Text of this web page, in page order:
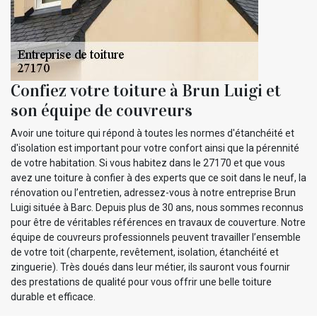
Confiez votre toiture à Brun Luigi et
son équipe de couvreurs
Avoir une toiture qui répond à toutes les normes d'étanchéité et
d'isolation est important pour votre confort ainsi que la pérennité
de votre habitation. Si vous habitez dans le 27170 et que vous
avez une toiture à confier à des experts que ce soit dans le neuf, la
rénovation ou l’entretien, adressez-vous à notre entreprise Brun
Luigi située à Barc. Depuis plus de 30 ans, nous sommes reconnus
pour être de véritables références en travaux de couverture. Notre
équipe de couvreurs professionnels peuvent travailler l’ensemble
de votre toit (charpente, revêtement, isolation, étanchéité et
zinguerie). Très doués dans leur métier, ils sauront vous fournir
des prestations de qualité pour vous offrir une belle toiture
durable et efficace.